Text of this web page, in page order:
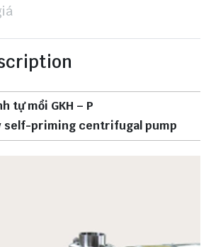
tự mồi GKH – P
self-priming centrifugal pump